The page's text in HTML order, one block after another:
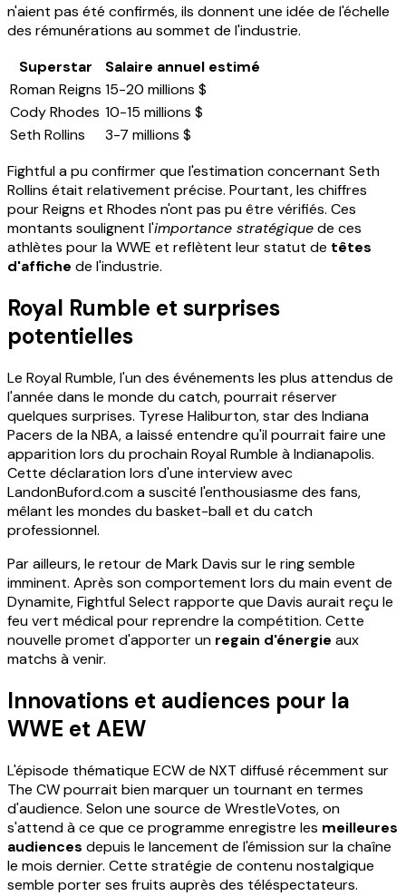
n'aient pas été confirmés, ils donnent une idée de l'échelle
des rémunérations au sommet de l'industrie.
Superstar
Salaire annuel estimé
Roman Reigns 15-20 millions $
Cody Rhodes 10-15 millions $
Seth Rollins
3-7 millions $
Fightful a pu confirmer que l'estimation concernant Seth
Rollins était relativement précise. Pourtant, les chiffres
pour Reigns et Rhodes n'ont pas pu être vérifiés. Ces
montants soulignent l'importance stratégiquede ces
athlètes pour la WWE et reflètent leur statut de têtes
d'affiche de l'industrie.
Royal Rumble et surprises
potentielles
Le Royal Rumble, l'un des événements les plus attendus de
l'année dans le monde du catch, pourrait réserver
quelques surprises. Tyrese Haliburton, star des Indiana
Pacers de la NBA, a laissé entendre qu'il pourrait faire une
apparition lors du prochain Royal Rumble à Indianapolis.
Cette déclaration lors d'une interview avec
LandonBuford.com a suscité l'enthousiasme des fans,
mêlant les mondes du basket-ball et du catch
professionnel.
Par ailleurs, le retour de Mark Davis sur le ring semble
imminent. Après son comportement lors du main event de
Dynamite, Fightful Select rapporte que Davis aurait reçu le
feu vert médical pour reprendre la compétition. Cette
nouvelle promet d'apporter un regain d'énergie aux
matchs à venir.
Innovations et audiences pour la
WWE et AEW
L'épisode thématique ECW de NXT diffusé récemment sur
The CW pourrait bien marquer un tournant en termes
d'audience. Selon une source de WrestleVotes, on
s'attend à ce que ce programme enregistre les meilleures
audiences depuis le lancement de l'émission sur la chaîne
le mois dernier. Cette stratégie de contenu nostalgique
semble porter ses fruits auprès des téléspectateurs.